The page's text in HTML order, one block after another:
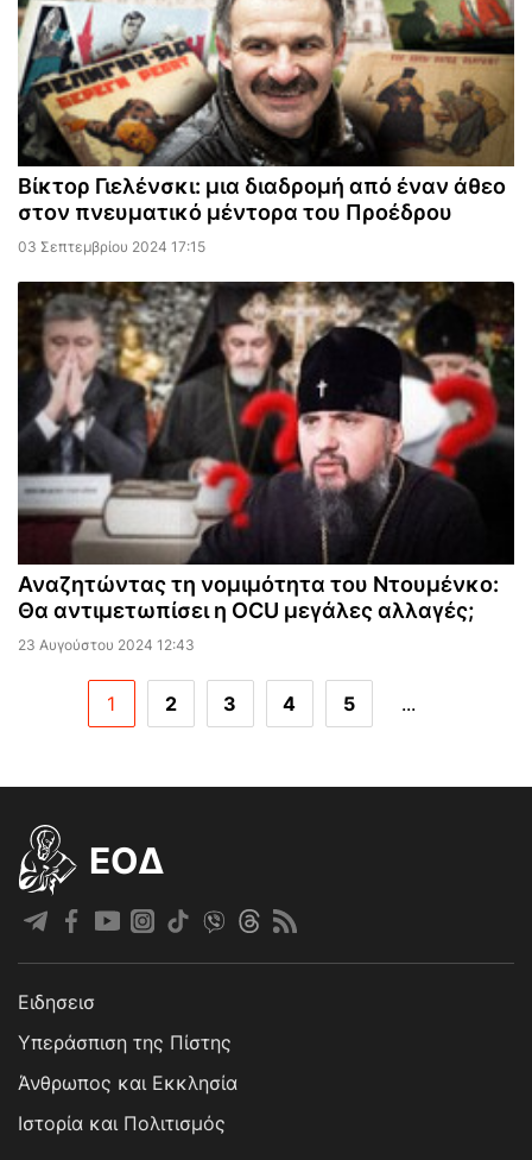
Βίκτορ Γιελένσκι: μια διαδρομή από έναν άθεο
στον πνευματικό μέντορα του Προέδρου
03 Σεπτεμβρίου 2024 17:15
Αναζητώντας τη νομιμότητα του Ντουμένκο:
Θα αντιμετωπίσει η OCU μεγάλες αλλαγές;
23 Αυγούστου 2024 12:43
1 2 3 4 5 ...
EOΔ
Ειδησεισ
Υπεράσπιση της Πίστης
Άνθρωπος και Εκκλησία
Ιστορία και Πολιτισμός